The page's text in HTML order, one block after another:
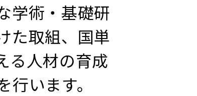
学術・基礎研
た取組、国単
る人材の育成
います。